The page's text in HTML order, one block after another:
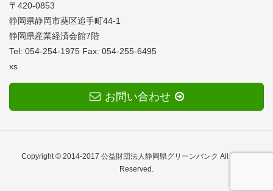
〒420-0853
静岡県静岡市葵区追手町44-1
静岡県産業経済会館7階
Tel: 054-254-1975 Fax: 054-255-6495
xs
お問い合わせ
Copyright © 2014-2017 公益財団法人静岡県グリーンバンク All Rights
Reserved.